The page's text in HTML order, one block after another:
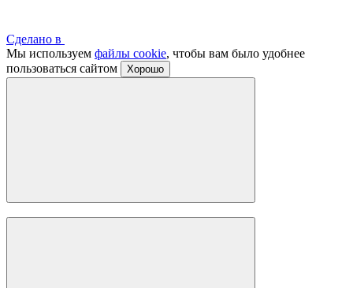
Сделано в
Мы используем файлы cookie, чтобы вам было удобнее
пользоваться сайтом
Хорошо